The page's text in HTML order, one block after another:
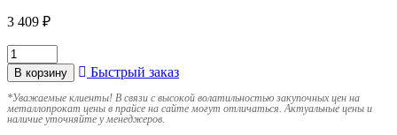
3 409 ₽
В корзину Быстрый заказ
*Уважаемые клиенты! В связи с высокой волатильностью закупочных цен на
металлопрокат цены в прайсе на сайте могут отличаться. Актуальные цены и
наличие уточняйте у менеджеров.